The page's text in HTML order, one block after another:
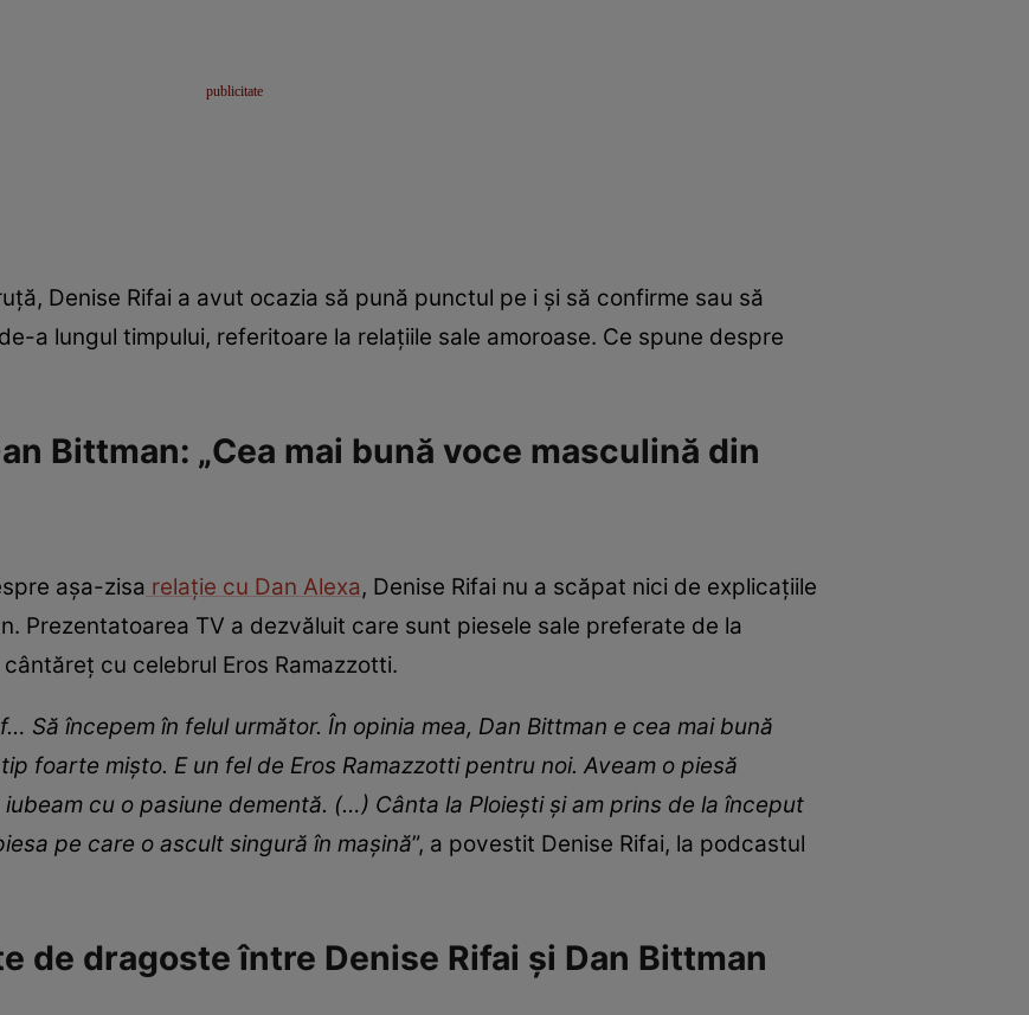
Denise Rifai a avut ocazia să pună punctul pe i și să confirme sau să
a lungul timpului, referitoare la relațiile sale amoroase. Ce spune despre
Bittman: „Cea mai bună voce masculină din
așa-zisa relație cu Dan Alexa, Denise Rifai nu a scăpat nici de explicațiile
Prezentatoarea TV a dezvăluit care sunt piesele sale preferate de la
cu celebrul Eros Ramazzotti.
Să începem în felul următor. În opinia mea, Dan Bittman e cea mai bună
foarte mișto. E un fel de Eros Ramazzotti pentru noi. Aveam o piesă
cu o pasiune dementă. (…) Cânta la Ploiești și am prins de la început
pe care o ascult singură în mașină”, a povestit Denise Rifai, la podcastul
de dragoste între Denise Rifai și Dan Bittman